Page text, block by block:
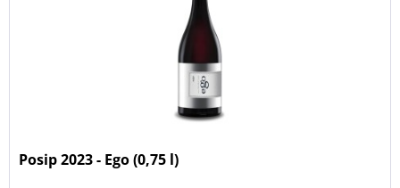
Posip 2023 - Ego (0,75 l)